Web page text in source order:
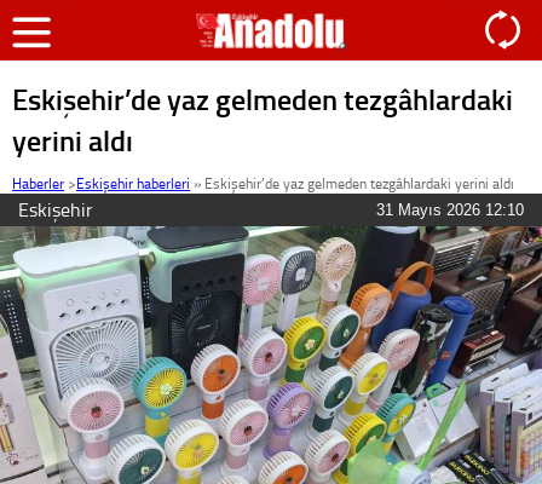
Eskişehir’de yaz gelmeden tezgâhlardaki
yerini aldı
Haberler >Eskişehir haberleri » Eskişehir’de yaz gelmeden tezgâhlardaki yerini aldı
Eskişehir 31 Mayıs 2026 12:10